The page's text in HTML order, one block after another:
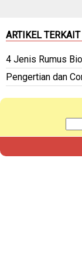
ARTIKEL TERKAIT
4 Jenis Rumus
Pengertian dan